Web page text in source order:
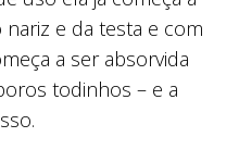
e da testa e com
a ser absorvida
todinhos – e a